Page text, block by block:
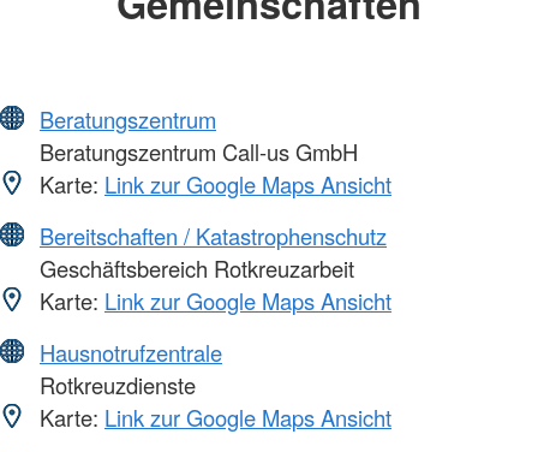
Beratungszentrum
Beratungszentrum Call-us GmbH
Karte: Link zur Google Maps Ansicht
Bereitschaften / Katastrophenschutz
Geschäftsbereich Rotkreuzarbeit
Karte: Link zur Google Maps Ansicht
Hausnotrufzentrale
Rotkreuzdienste
Karte: Link zur Google Maps Ansicht